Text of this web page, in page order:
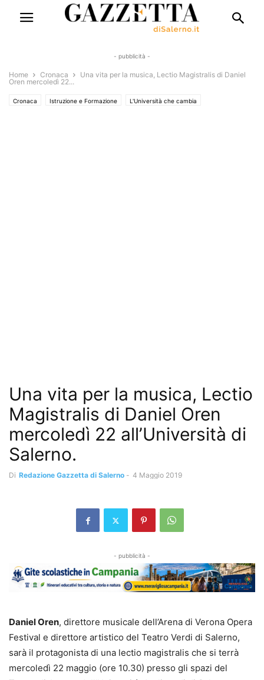
- pubblicità -
Home Cronaca
Una vita per la musica, Lectio Magistralis di Daniel
Oren mercoledì 22...
Cronaca Istruzione e Formazione L'Università che cambia
Una vita per la musica, Lectio
Magistralis di Daniel Oren
mercoledì 22 all’Università di
Salerno.
Di Redazione Gazzetta di Salerno - 4 Maggio 2019
- pubblicità -
Daniel Oren, direttore musicale dell’Arena di Verona Opera
Festival e direttore artistico del Teatro Verdi di Salerno,
sarà il protagonista di una lectio magistralis che si terrà
mercoledì 22 maggio (ore 10.30) presso gli spazi del